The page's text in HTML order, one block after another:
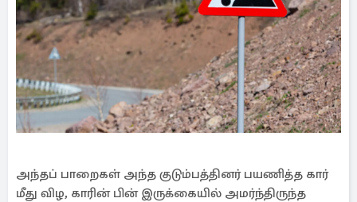
அந்தப் பாறைகள் அந்த குடும்பத்தினர் பயணித்த கார்
மீது விழ, காரின் பின் இருக்கையில் அமர்ந்திருந்த